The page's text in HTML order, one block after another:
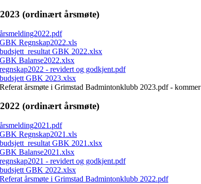
(ordinært årsmøte)
årsmelding2022.pdf
GBK Regnskap2022.xls
budsjett_resultat GBK 2022.xlsx
GBK Balanse2022.xlsx
regnskap2022 - revidert og godkjent.pdf
budsjett GBK 2023.xlsx
Referat årsmøte i Grimstad Badmintonklubb 2023.pdf - kommer
(ordinært årsmøte)
årsmelding2021.pdf
GBK Regnskap2021.xls
budsjett_resultat GBK 2021.xlsx
GBK Balanse2021.xlsx
regnskap2021 - revidert og godkjent.pdf
budsjett GBK 2022.xlsx
Referat årsmøte i Grimstad Badmintonklubb 2022.pdf